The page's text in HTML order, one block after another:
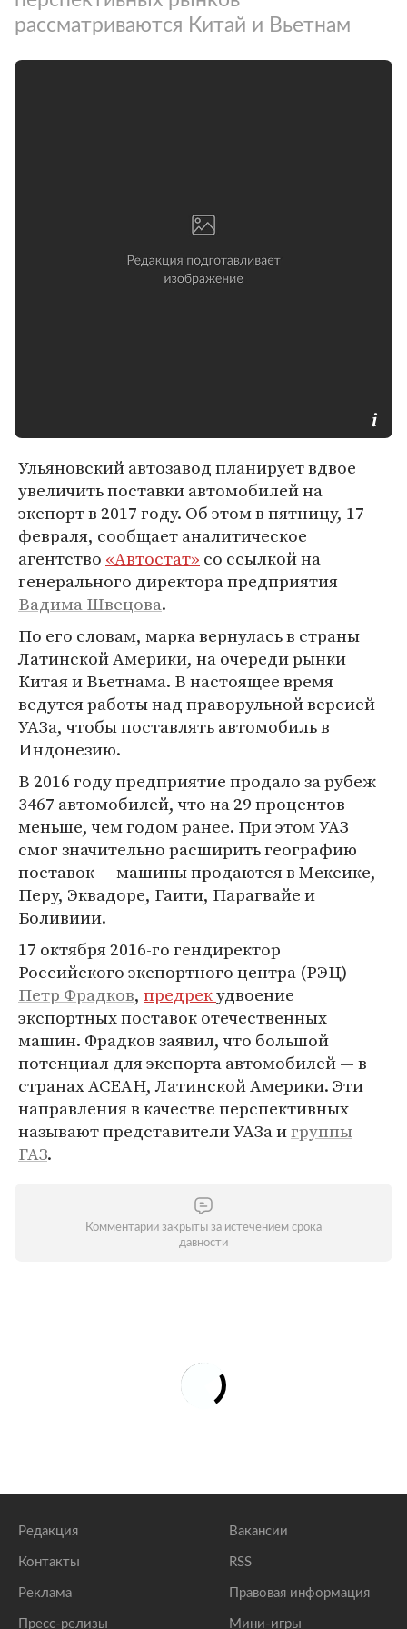
рассматриваются Китай и Вьетнам
Ульяновский автозавод планирует вдвое
увеличить поставки автомобилей на
экспорт в 2017 году. Об этом в пятницу, 17
февраля, сообщает аналитическое
агентство «Автостат» со ссылкой на
генерального директора предприятия
Вадима Швецова.
По его словам, марка вернулась в страны
Латинской Америки, на очереди рынки
Китая и Вьетнама. В настоящее время
ведутся работы над праворульной версией
УАЗа, чтобы поставлять автомобиль в
Индонезию.
В 2016 году предприятие продало за рубеж
3467 автомобилей, что на 29 процентов
меньше, чем годом ранее. При этом УАЗ
смог значительно расширить географию
поставок — машины продаются в Мексике,
Перу, Эквадоре, Гаити, Парагвайе и
Боливиии.
17 октября 2016-го гендиректор
Российского экспортного центра (РЭЦ)
Петр Фрадков, предрекудвоение
экспортных поставок отечественных
машин. Фрадков заявил, что большой
потенциал для экспорта автомобилей — в
странах АСЕАН, Латинской Америки. Эти
направления в качестве перспективных
называют представители УАЗа игруппы
ГАЗ.
Комментарии закрыты за истечением срока
давности
Редакция
Контакты
Реклама
Пресс-релизы
Вакансии
RSS
Правовая информация
Мини-игры